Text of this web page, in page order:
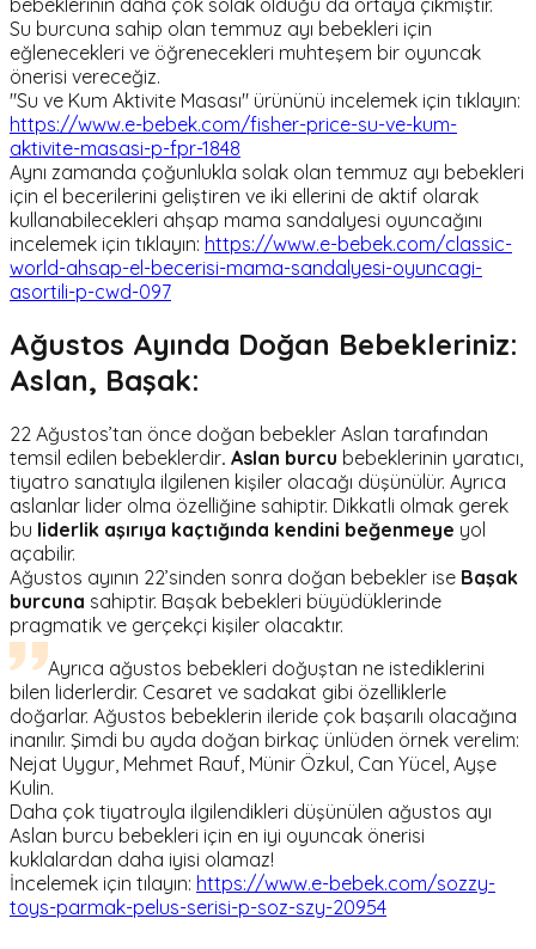
Su burcuna sahip olan temmuz ayı bebekleri için
eğlenecekleri ve öğrenecekleri muhteşem bir oyuncak
önerisi vereceğiz.
"Su ve Kum Aktivite Masası" ürününü incelemek için tıklayın:
https://www.e-bebek.com/fisher-price-su-ve-kum-
aktivite-masasi-p-fpr-1848
Aynı zamanda çoğunlukla solak olan temmuz ayı bebekleri
için el becerilerini geliştiren ve iki ellerini de aktif olarak
kullanabilecekleri ahşap mama sandalyesi oyuncağını
incelemek için tıklayın: https://www.e-bebek.com/classic-
world-ahsap-el-becerisi-mama-sandalyesi-oyuncagi-
asortili-p-cwd-097
Ağustos Ayında Doğan Bebekleriniz:
Aslan, Başak:
22 Ağustos’tan önce doğan bebekler Aslan tarafından
temsil edilen bebeklerdir. Aslan burcu bebeklerinin yaratıcı,
tiyatro sanatıyla ilgilenen kişiler olacağı düşünülür. Ayrıca
aslanlar lider olma özelliğine sahiptir. Dikkatli olmak gerek
bu liderlik aşırıya kaçtığında kendini beğenmeye yol
açabilir.
Ağustos ayının 22’sinden sonra doğan bebekler ise Başak
burcuna sahiptir. Başak bebekleri büyüdüklerinde
pragmatik ve gerçekçi kişiler olacaktır.
Ayrıca ağustos bebekleri doğuştan ne istediklerini
bilen liderlerdir. Cesaret ve sadakat gibi özelliklerle
doğarlar. Ağustos bebeklerin ileride çok başarılı olacağına
inanılır. Şimdi bu ayda doğan birkaç ünlüden örnek verelim:
Nejat Uygur, Mehmet Rauf, Münir Özkul, Can Yücel, Ayşe
Kulin.
Daha çok tiyatroyla ilgilendikleri düşünülen ağustos ayı
Aslan burcu bebekleri için en iyi oyuncak önerisi
kuklalardan daha iyisi olamaz!
İncelemek için tılayın: https://www.e-bebek.com/sozzy-
toys-parmak-pelus-serisi-p-soz-szy-20954